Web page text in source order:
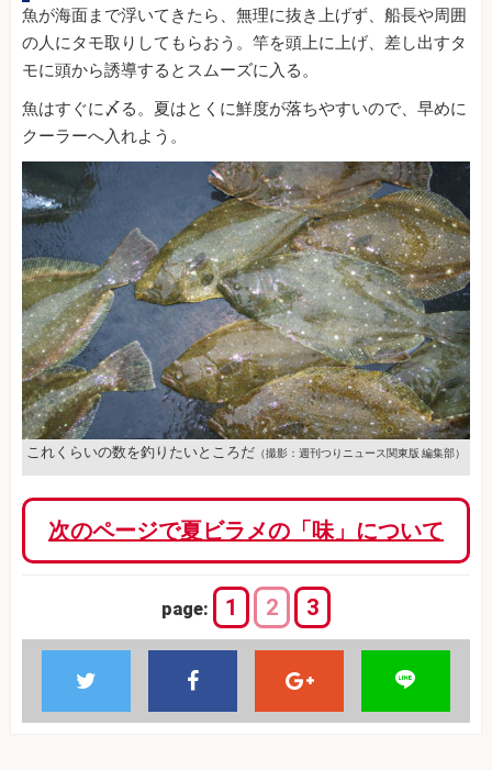
魚が海面まで浮いてきたら、無理に抜き上げず、船長や周囲
の人にタモ取りしてもらおう。竿を頭上に上げ、差し出すタ
モに頭から誘導するとスムーズに入る。
魚はすぐに〆る。夏はとくに鮮度が落ちやすいので、早めに
クーラーへ入れよう。
これくらいの数を釣りたいところだ （撮影：週刊つりニュース関東版 編集部）
次のページで夏ビラメの「味」について
page: 1 2 3